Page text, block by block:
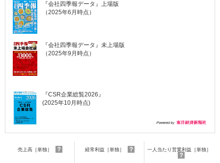
『会社四季報データ』上場版
（2025年6月時点）
『会社四季報データ』未上場版
（2025年9月時点）
『CSR企業総覧2026』
(2025年10月時点)
売上高［単独］ ？ 経常利益［単独］ ？ 一人当たり営業利益［単独］
？